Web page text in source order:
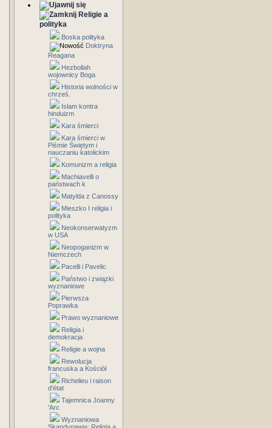
Religie a
polityka
Boska polityka
Doktryna
Reagana
Hezbollah
wojownicy Boga
Historia wolności w
chrześ.
Islam kontra
hinduizm
Kara śmierci
Kara śmierci w
Piśmie Świętym i
nauczaniu katolickim
Komunizm a religia
Machiavelli o
państwach k
Matylda z Canossy
Mieszko I religia i
polityka
Neokonserwatyzm
w USA
Neopoganizm w
Niemczech
Pacelli i Pavelic
Państwo i związki
wyznaniowe
Pierwsza
Poprawka
Prawo wyznaniowe
Religia i
demokracja
Religie a wojna
Rewolucja
francuska a Kościół
Richelieu i raison
d'état
Tajemnica Joanny
'Arc
Wyznaniowa